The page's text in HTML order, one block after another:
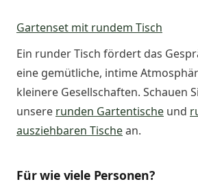
Gartenset mit rundem Tisch
Ein runder Tisch fördert das
eine gemütliche, intime
kleinere Gesellschaften. Schauen
unsere runden Gartentische und
ausziehbaren Tischean.
Für wie viele Personen?